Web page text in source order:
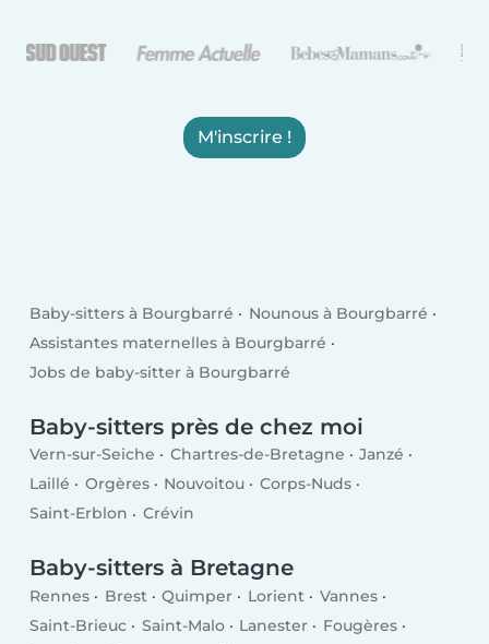
M'inscrire !
Baby-sitters à Bourgbarré
Nounous à Bourgbarré
Assistantes maternelles à Bourgbarré
Jobs de baby-sitter à Bourgbarré
Baby-sitters près de chez moi
Vern-sur-Seiche Chartres-de-Bretagne
Janzé
Laillé
Orgères Nouvoitou
Corps-Nuds
Saint-Erblon
Crévin
Baby-sitters à Bretagne
Rennes Brest Quimper Lorient
Vannes
Saint-Brieuc
Saint-Malo Lanester
Fougères